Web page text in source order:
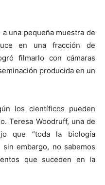
una pequeña muestra de
en una fracción de
filmarlo con cámaras
producida en un
los científicos pueden
Teresa Woodruff, una de
que “toda la biología
embargo, no sabemos
que suceden en la